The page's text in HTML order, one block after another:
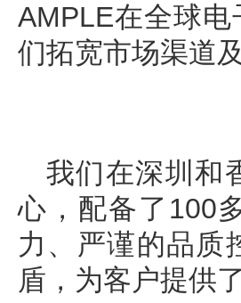
AMPLE在全球
们拓宽市场渠道
我们在深圳和
心，配备了100
力、严谨的品质
盾，为客户提供